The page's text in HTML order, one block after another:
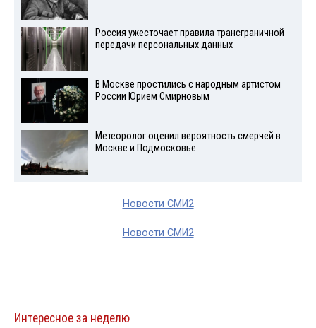
Россия ужесточает правила трансграничной
передачи персональных данных
В Москве простились с народным артистом
России Юрием Смирновым
Метеоролог оценил вероятность смерчей в
Москве и Подмосковье
Новости СМИ2
Новости СМИ2
Интересное за неделю